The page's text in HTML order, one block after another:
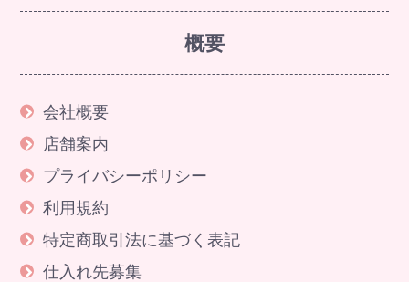
概要
会社概要
店舗案内
プライバシーポリシー
利用規約
特定商取引法に基づく表記
仕入れ先募集